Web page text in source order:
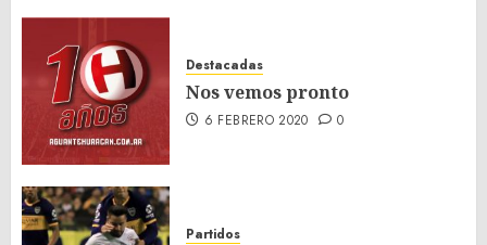
Destacadas
Nos vemos pronto
6 FEBRERO 2020 0
Partidos